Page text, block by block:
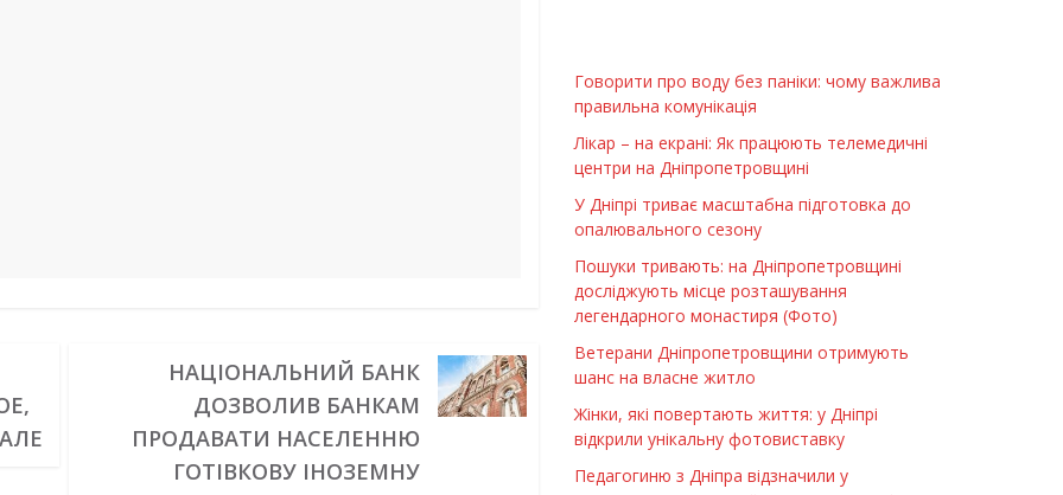
НАЦІОНАЛЬНИЙ БАНК
ДОЗВОЛИВ БАНКАМ
ПРОДАВАТИ НАСЕЛЕННЮ
ГОТІВКОВУ ІНОЗЕМНУ
Говорити про воду без паніки: чому важлива
правильна комунікація
Лікар – на екрані: Як працюють телемедичні
центри на Дніпропетровщині
У Дніпрі триває масштабна підготовка до
опалювального сезону
Пошуки тривають: на Дніпропетровщині
досліджують місце розташування
легендарного монастиря (Фото)
Ветерани Дніпропетровщини отримують
шанс на власне житло
Жінки, які повертають життя: у Дніпрі
відкрили унікальну фотовиставку
Педагогиню з Дніпра відзначили у